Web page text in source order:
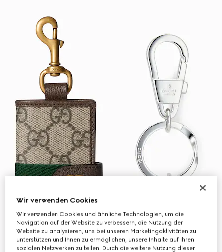
Wir verwenden Cookies
Wir verwenden Cookies und ähnliche Technologien, um die
Navigation auf der Website zu verbessern, die Nutzung der
Website zu analysieren, uns bei unseren Marketingaktivitäten zu
unterstützen und Ihnen zu ermöglichen, unsere Inhalte auf Ihren
sozialen Netzwerken zu teilen. Durch die weitere Nutzung dieser